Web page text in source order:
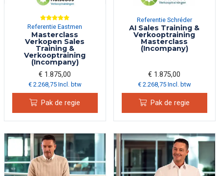
Referentie Eastmen
Masterclass
Verkopen Sales
Training &
Verkooptraining
(Incompany)
€ 1.875,00
€ 2.268,75 Incl. btw
Pak de regie
Referentie Schréder
AI Sales Training &
Verkooptraining
Masterclass
(Incompany)
€ 1.875,00
€ 2.268,75 Incl. btw
Pak de regie